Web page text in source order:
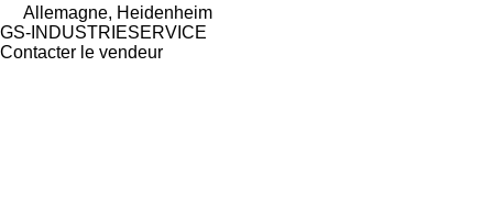
Allemagne, Heidenheim
GS-INDUSTRIESERVICE
Contacter le vendeur